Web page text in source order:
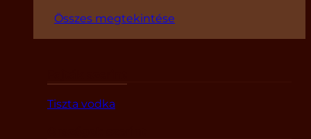
Összes megtekintése
Tiszta vodka